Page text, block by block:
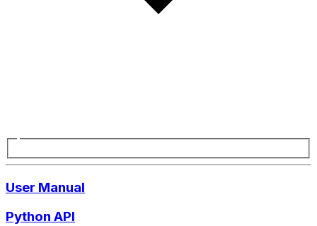
User Manual
Python API